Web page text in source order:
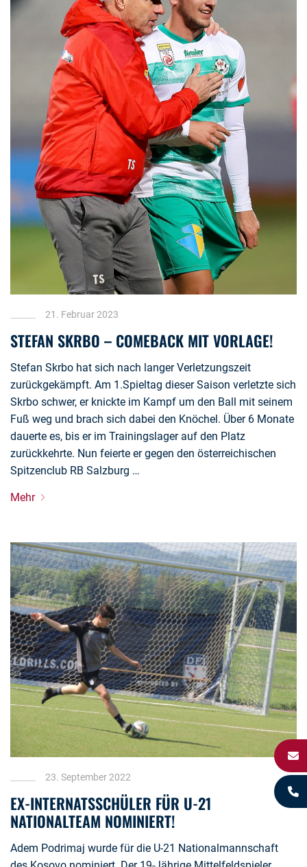
21. Februar 2023
STEFAN SKRBO – COMEBACK MIT VORLAGE!
Stefan Skrbo hat sich nach langer Verletzungszeit
zurückgekämpft. Am 1.Spieltag dieser Saison verletzte sich
Skrbo schwer, er knickte im Kampf um den Ball mit seinem
Fuß weg und brach sich dabei den Knöchel. Über 6 Monate
dauerte es, bis er im Trainingslager auf den Platz
zurückkehrte. Nun feierte er gegen den österreichischen
Spitzenclub RB Salzburg …
Mehr
23. September 2022
EX-INTERNATSSCHÜLER FÜR U-21
NATIONALTEAM NOMINIERT!
Adem Podrimaj wurde für die U-21 Nationalmannschaft